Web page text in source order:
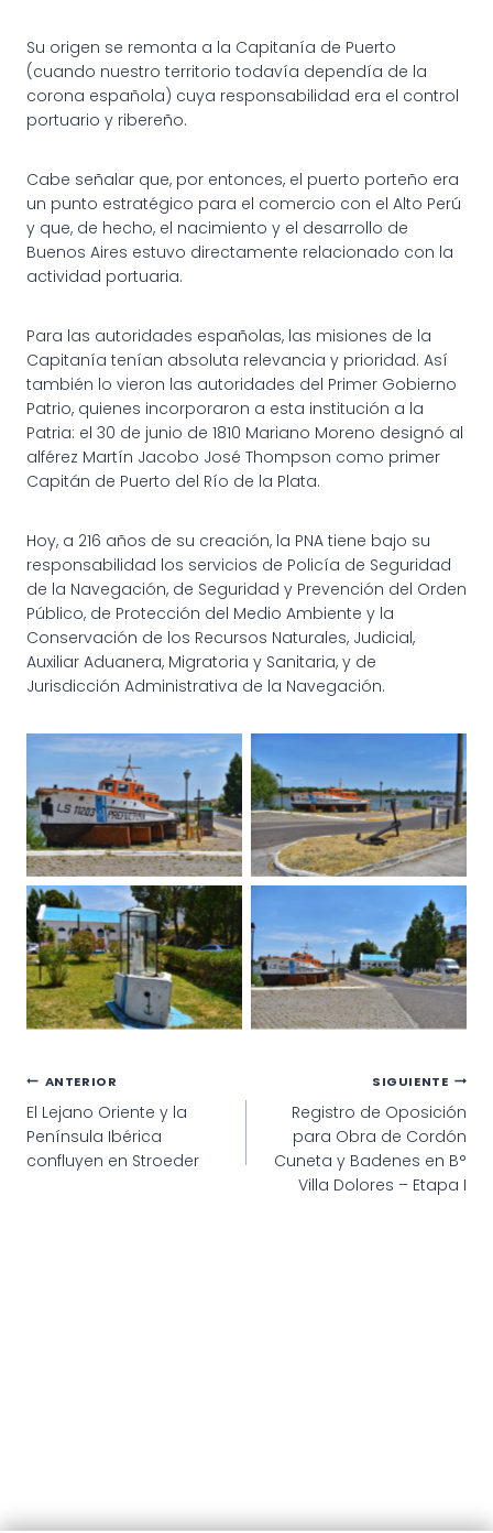
Su origen se remonta a la Capitanía de Puerto
(cuando nuestro territorio todavía dependía de la
corona española) cuya responsabilidad era el control
portuario y ribereño.
Cabe señalar que, por entonces, el puerto porteño era
un punto estratégico para el comercio con el Alto Perú
y que, de hecho, el nacimiento y el desarrollo de
Buenos Aires estuvo directamente relacionado con la
actividad portuaria.
Para las autoridades españolas, las misiones de la
Capitanía tenían absoluta relevancia y prioridad. Así
también lo vieron las autoridades del Primer Gobierno
Patrio, quienes incorporaron a esta institución a la
Patria: el 30 de junio de 1810 Mariano Moreno designó al
alférez Martín Jacobo José Thompson como primer
Capitán de Puerto del Río de la Plata.
Hoy, a 216 años de su creación, la PNA tiene bajo su
responsabilidad los servicios de Policía de Seguridad
de la Navegación, de Seguridad y Prevención del Orden
Público, de Protección del Medio Ambiente y la
Conservación de los Recursos Naturales, Judicial,
Auxiliar Aduanera, Migratoria y Sanitaria, y de
Jurisdicción Administrativa de la Navegación.
Navegación
de
entradas
ANTERIOR
El Lejano Oriente y la
Península Ibérica
confluyen en Stroeder
SIGUIENTE
Registro de Oposición
para Obra de Cordón
Cuneta y Badenes en B°
Villa Dolores – Etapa I